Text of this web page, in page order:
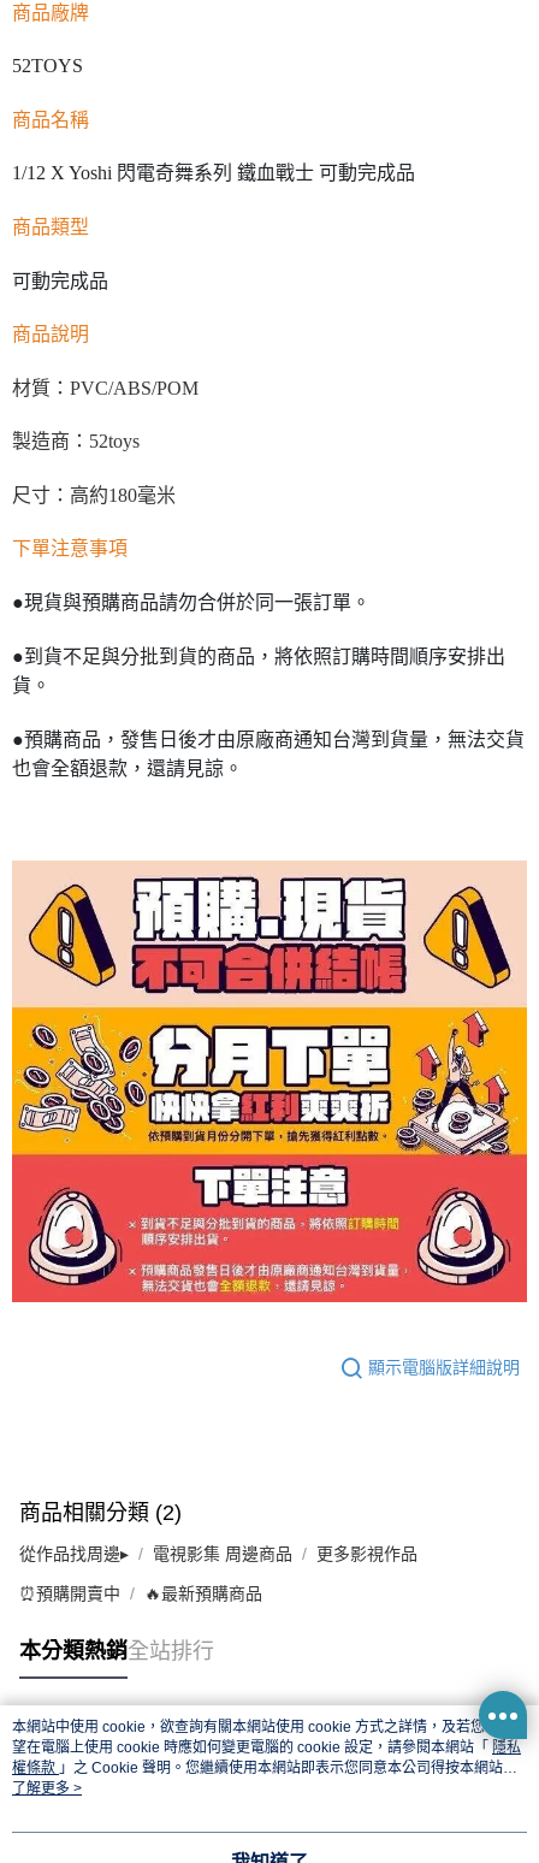
商品廠牌
52TOYS
商品名稱
1/12 X Yoshi 閃電奇舞系列 鐵血戰士 可動完成品
商品類型
可動完成品
商品說明
材質：PVC/ABS/POM
製造商：52toys
尺寸：高約180毫米
下單注意事項
●現貨與預購商品請勿合併於同一張訂單。
●到貨不足與分批到貨的商品，將依照訂購時間順序安排出
貨。
●預購商品，發售日後才由原廠商通知台灣到貨量，無法交貨
也會全額退款，還請見諒。
顯示電腦版詳細說明
商品相關分類 (2)
從作品找周邊▸ 電視影集 周邊商品 更多影視作品
⏰預購開賣中 🔥最新預購商品
本分類熱銷全站排行
熱門標籤
本網站中使用 cookie，欲查詢有關本網站使用 cookie 方式之詳情，及若您不希
望在電腦上使用 cookie 時應如何變更電腦的 cookie 設定，請參閱本網站「 隱私
權條款 」之 Cookie 聲明。您繼續使用本網站即表示您同意本公司得按本網站使
用條款之 Cookie 聲明使用 cookie。
了解更多 >